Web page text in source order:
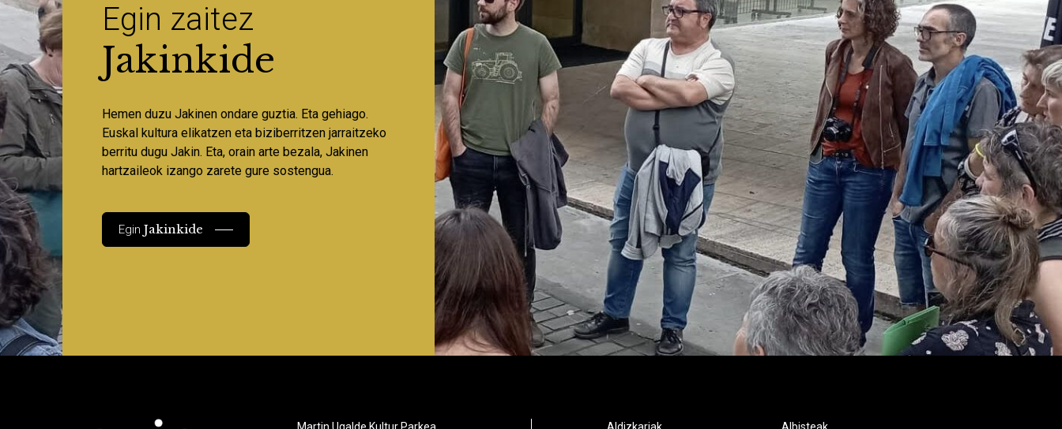
Egin zaitez
Jakinkide
Hemen duzu Jakinen ondare guztia. Eta gehiago.
Euskal kultura elikatzen eta biziberritzen jarraitzeko
berritu dugu Jakin. Eta, orain arte bezala, Jakinen
hartzaileok izango zarete gure sostengua.
EginJakinkide